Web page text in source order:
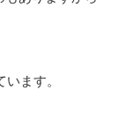
ます。